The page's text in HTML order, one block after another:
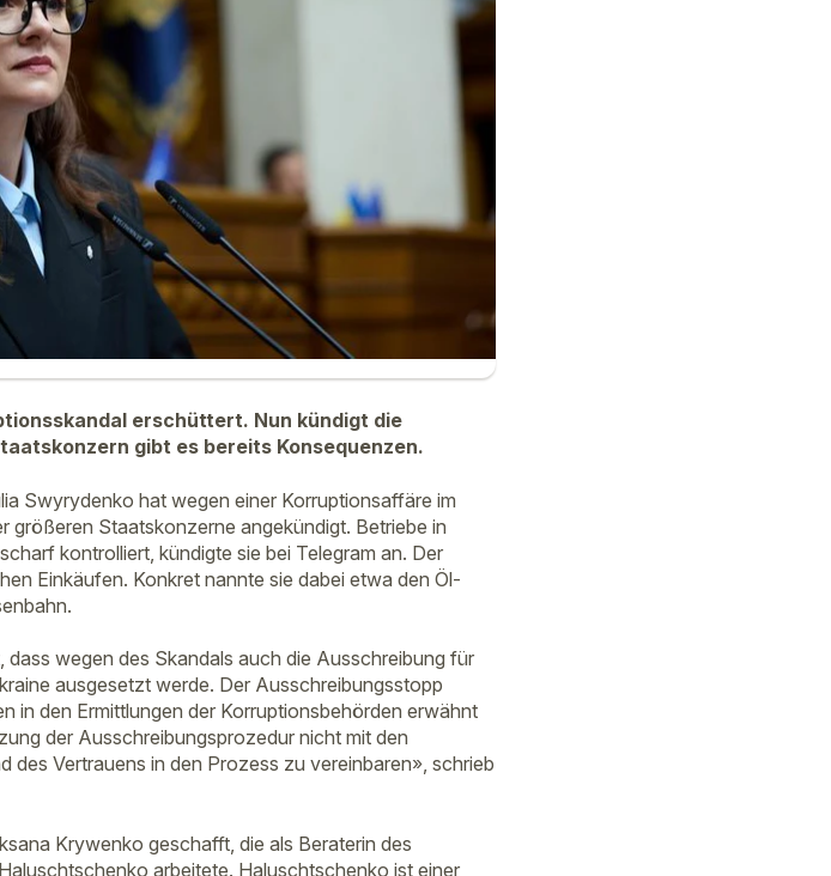
erschüttert. Nun kündigt die
gibt es bereits Konsequenzen.
Swyrydenko hat wegen einer Korruptionsaffäre im
größeren Staatskonzerne angekündigt. Betriebe in
kontrolliert, kündigte sie bei Telegram an. Der
Einkäufen. Konkret nannte sie dabei etwa den Öl-
dass wegen des Skandals auch die Ausschreibung für
ausgesetzt werde. Der Ausschreibungsstopp
in den Ermittlungen der Korruptionsbehörden erwähnt
der Ausschreibungsprozedur nicht mit den
des Vertrauens in den Prozess zu vereinbaren», schrieb
Krywenko geschafft, die als Beraterin des
arbeitete. Haluschtschenko ist einer